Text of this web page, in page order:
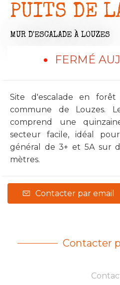
PUITS DE
MUR D'ESCALADE À LOUZES
FERMÉ
Site d'escalade en
commune de Louzes.
comprend une
secteur facile, idéal
général de 3+ et 5A sur
mètres.
Contacter par email
Contacter